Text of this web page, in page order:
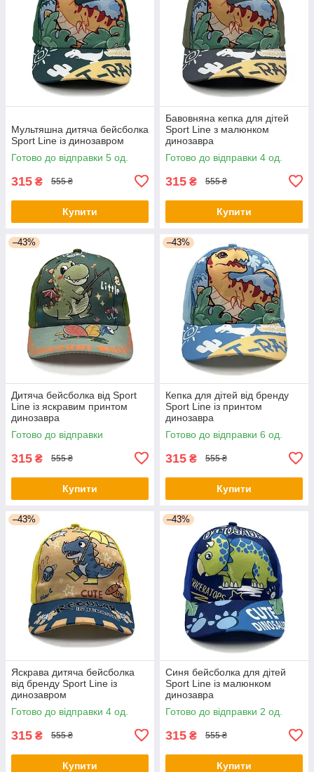
Мультяшна дитяча бейсболка
Sport Line із динозавром
Готово до відправки 5 од.
315 ₴ 555 ₴
Купити
Бавовняна кепка для дітей
Sport Line з малюнком
динозавра
Готово до відправки 4 од.
315 ₴ 555 ₴
Купити
–43%
Дитяча бейсболка від Sport
Line із яскравим принтом
динозавра
Готово до відправки
315 ₴ 555 ₴
Купити
–43%
Кепка для дітей від бренду
Sport Line із принтом
динозавра
Готово до відправки 6 од.
315 ₴ 555 ₴
Купити
–43%
Яскрава дитяча бейсболка
від бренду Sport Line із
динозавром
Готово до відправки 4 од.
315 ₴ 555 ₴
Купити
–43%
Синя бейсболка для дітей
Sport Line із малюнком
динозавра
Готово до відправки 2 од.
315 ₴ 555 ₴
Купити